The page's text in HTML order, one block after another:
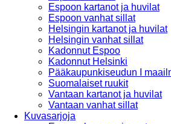
Espoon kartanot ja huvilat
Espoon vanhat sillat
Helsingin kartanot ja huvilat
Helsingin vanhat sillat
Kadonnut Espoo
Kadonnut Helsinki
Pääkaupunkiseudun I
Suomalaiset ruukit
Vantaan kartanot ja huvilat
Vantaan vanhat sillat
Kuvasarjoja